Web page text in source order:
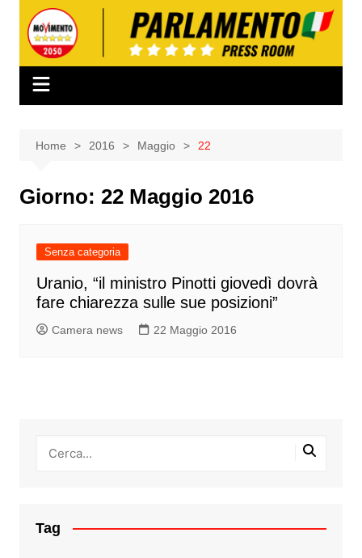
contenuto
Home 2016 Maggio 22
Giorno: 22 Maggio 2016
Senza categoria
Uranio, “il ministro Pinotti giovedì dovrà
fare chiarezza sulle sue posizioni”
Camera news 22 Maggio 2016
Tag